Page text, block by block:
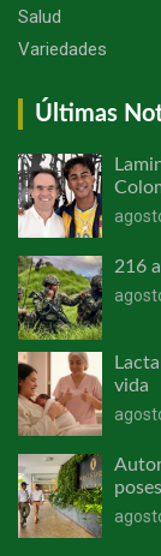
Salud
Variedades
Últimas
216
vida